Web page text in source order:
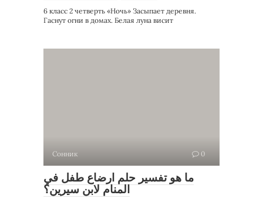
6 класс 2 четверть «Ночь» Засыпает деревня.
Гаснут огни в домах. Белая луна висит
Сонник 0
ما هو تفسير حلم ارضاع طفل في
المنام لابن سيرين؟